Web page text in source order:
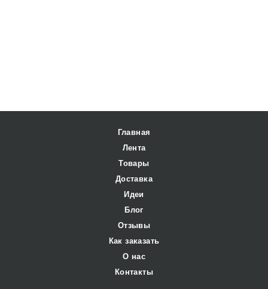
Главная
Лента
Товары
Доставка
Идеи
Блог
Отзывы
Как заказать
О нас
Контакты